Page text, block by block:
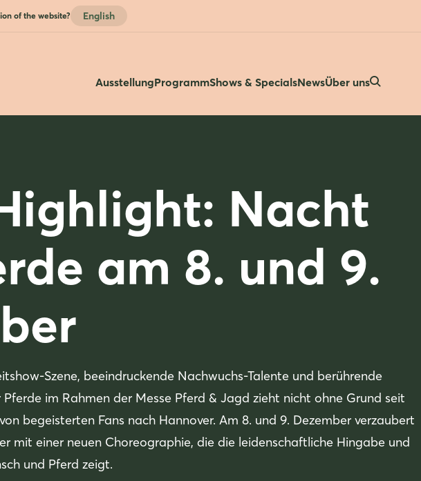
of the website? English
AusstellungProgrammShows & SpecialsNewsÜber uns
Nacht
am 8. und 9.
Szene, beeindruckende Nachwuchs-Talente und berührende
im Rahmen der Messe Pferd & Jagd zieht nicht ohne Grund seit
begeisterten Fans nach Hannover. Am 8. und 9. Dezember verzaubert
mit einer neuen Choreographie, die die leidenschaftliche Hingabe und
und Pferd zeigt.